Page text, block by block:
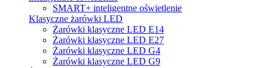
SMART+ inteligentne oświetlenie
Klasyczne żarówki LED
Żarówki klasyczne LED E14
Żarówki klasyczne LED E27
Żarówki klasyczne LED G4
Żarówki klasyczne LED G9